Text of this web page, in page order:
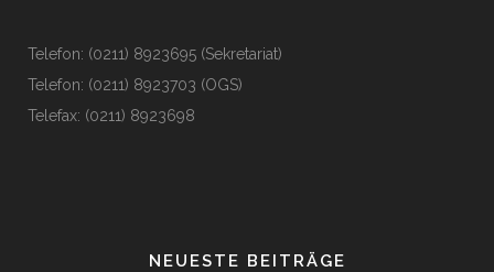
Telefon: (0211) 8923695 (Sekretariat)
Telefon: (0211) 8923703 (OGS)
Telefax: (0211) 8923698
NEUESTE BEITRÄGE